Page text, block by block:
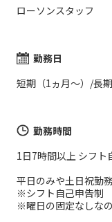
ローソンスタッフ
勤務日
短期（1ヵ月～）/長期
勤務時間
1日7時間以上 シフト
平日のみや土日祝勤
※シフト自己申告制
※曜日の固定なしな